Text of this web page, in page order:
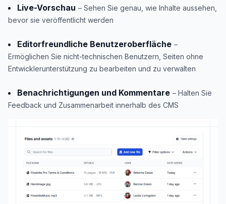
Live-Vorschau – Sehen Sie genau, wie Inhalte aussehen,
bevor sie veröffentlicht werden
Editorfreundliche Benutzeroberfläche –
Ermöglichen Sie nicht-technischen Benutzern, Seiten ohne
Entwicklerunterstützung zu bearbeiten und zu verwalten
Benachrichtigungen und Kommentare – Halten Sie
Feedback und Zusammenarbeit innerhalb des CMS